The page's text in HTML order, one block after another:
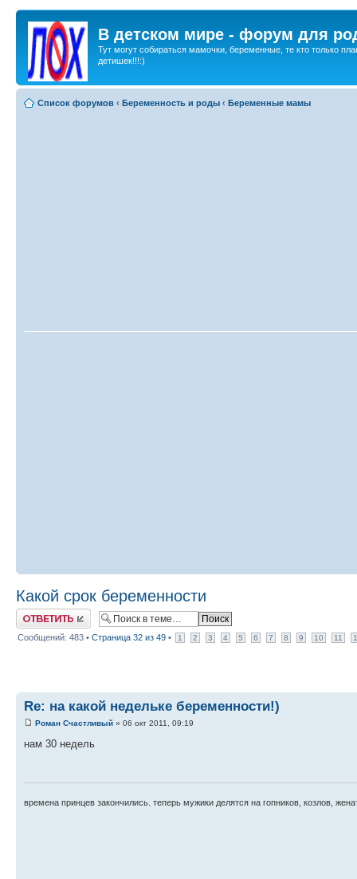
В детском мире - форум для
Тут могут собираться мамочки, беременные, те кто только
детишек!!!:)
Список форумов ‹ Беременность и роды ‹ Беременные мамы
Какой срок беременности
Ответить
Сообщений: 483 • Страница 32 из 49 • 1 2 3 4 5 6 7 8 9 10 11
Re: на какой недельке беременности!)
Роман Счастливый » 06 окт 2011, 09:19
нам 30 недель
времена принцев закончились. теперь мужики делятся на гопников, козлов,